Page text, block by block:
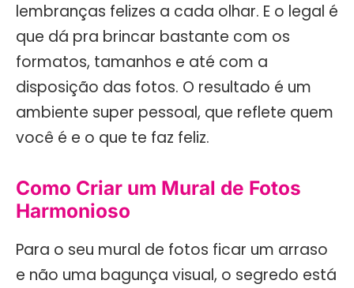
lembranças felizes a cada olhar. E o legal é
que dá pra brincar bastante com os
formatos, tamanhos e até com a
disposição das fotos. O resultado é um
ambiente super pessoal, que reflete quem
você é e o que te faz feliz.
Como Criar um Mural de Fotos
Harmonioso
Para o seu mural de fotos ficar um arraso
e não uma bagunça visual, o segredo está